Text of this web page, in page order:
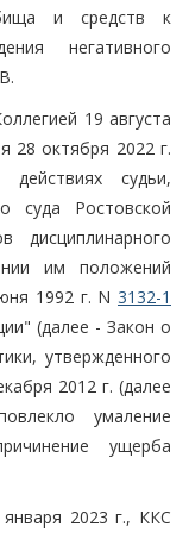
и средств к
негативного
19 августа
28 октября 2022 г.
судьи,
суда Ростовской
дисциплинарного
им положений
1992 г. N 3132-1
(далее - Закон о
утвержденного
2012 г. (далее
умаление
ущерба
2023 г., ККС